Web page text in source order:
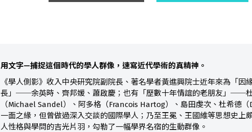
用文字—捕捉這個時代的學人群像，速寫近代學術的真精神。
《學人側影》收入中央研究院副院長、著名學者黃進興院士近年來為「
長」──余英時、齊邦媛、蕭啟慶；也有「歷數十年情誼的老朋友」──
（Michael Sandel）、阿多格（Francois Hartog）、島田虔次、杜希德
一面之緣，但曾做過深入交談的國際學人；乃至王冕、王國維等思想史
人性格與學問的吉光片羽，勾勒了一幅學界名宿的生動群像。